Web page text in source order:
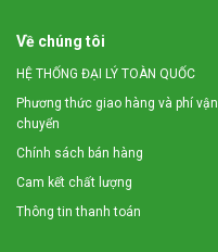
Về chúng tôi
HỆ THỐNG ĐẠI LÝ TOÀN QUỐC
Phương thức giao hàng và phí vận
chuyển
Chính sách bán hàng
Cam kết chất lượng
Thông tin thanh toán